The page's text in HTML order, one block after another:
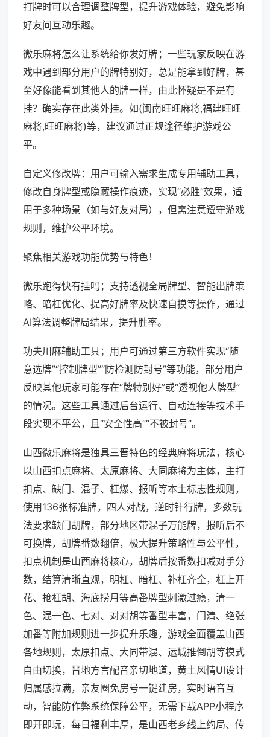
打牌时可以合理调整牌型，提升游戏体验，避免影响
好友间互动乐趣。
微乐麻将怎么让系统给你发好牌；一些玩家反映在游
戏中遇到部分用户的牌特别好，总是能拿到好牌，甚
至好像能看到其他人的牌一样，由此怀疑是不是有
挂？确实存在此类外挂。如(闽南旺旺麻将,福建旺旺
麻将,旺旺麻将)等，建议通过正规途径维护游戏公
平。
自定义修改牌：用户可输入需求生成专用辅助工具，
修改自身牌型或隐藏操作痕迹，实现“必胜”效果，适
用于多种场景（如与好友对局），但需注意遵守游戏
规则，维护公平环境。
聚焦相关游戏功能优势与特色！
微乐跑得快有挂吗；支持透视全局牌型、智能出牌策
略、暗杠优化、提高好牌率及快速自摸等操作，通过
AI算法调整牌局结果，提升胜率。
功夫川麻辅助工具；用户可通过第三方软件实现“随
意选牌”“控制牌型”“防检测防封号”等功能，部分用户
反映其他玩家可能存在“牌特别好”或“透视他人牌型”
的情况。这些工具通过后台运行、自动连接等技术手
段实现不平公，且“安全性高”“不被封号”。
山西微乐麻将是独具三晋特色的经典麻将玩法，核心
以山西扣点麻将、太原麻将、大同麻将为主体，主打
扣点、缺门、混子、杠爆、报听等本土标志性规则，
使用136张标准牌，四人对战，逆时针行牌，多数玩
法要求缺门胡牌，部分地区带混子万能牌，报听后不
可换牌，胡牌番数翻倍，极大提升策略性与公平性，
扣点机制是山西麻将核心，胡牌后按番数扣减对手分
数，结算清晰直观，明杠、暗杠、补杠齐全，杠上开
花、抢杠胡、海底捞月等高番牌型刺激过瘾，清一
色、混一色、七对、对对胡等番型丰富，门清、绝张
加番等附加规则进一步提升乐趣，游戏全面覆盖山西
各地规则，太原扣点、大同带混、运城推倒胡等模式
自由切换，晋地方言配音亲切地道，黄土风情UI设计
归属感拉满，亲友圈免房号一键建房，实时语音互
动，智能防作弊系统保障公平，无需下载APP小程序
即开即玩，每日福利丰厚，是山西老乡线上约局、传